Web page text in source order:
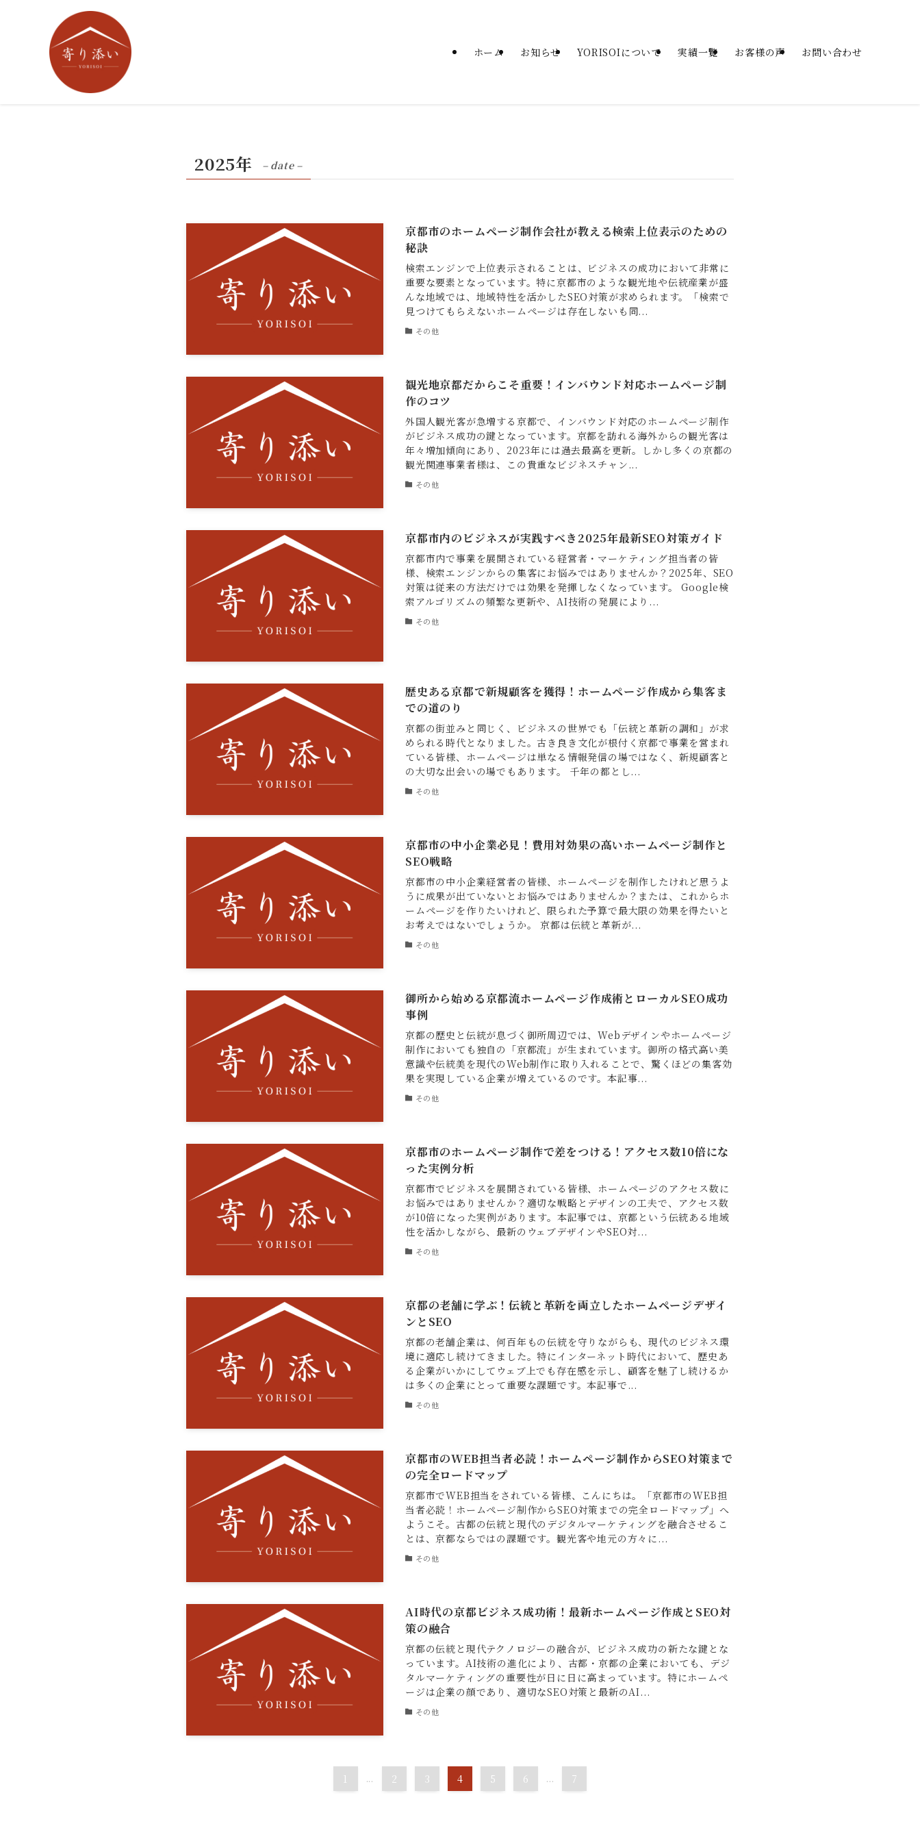
ホーム お知らせ YORISOIについて 実績一覧 お客様の声 お問い合わせ
2025年 – date –
京都市のホームページ制作会社が教える検索上位表示のための
秘訣
検索エンジンで上位表示されることは、ビジネスの成功において非常に
重要な要素となっています。特に京都市のような観光地や伝統産業が盛
んな地域では、地域特性を活かしたSEO対策が求められます。「検索で
見つけてもらえないホームページは存在しないも同...
その他
観光地京都だからこそ重要！インバウンド対応ホームページ制
作のコツ
外国人観光客が急増する京都で、インバウンド対応のホームページ制作
がビジネス成功の鍵となっています。京都を訪れる海外からの観光客は
年々増加傾向にあり、2023年には過去最高を更新。しかし多くの京都の
観光関連事業者様は、この貴重なビジネスチャン...
その他
京都市内のビジネスが実践すべき2025年最新SEO対策ガイド
京都市内で事業を展開されている経営者・マーケティング担当者の皆
様、検索エンジンからの集客にお悩みではありませんか？2025年、SEO
対策は従来の方法だけでは効果を発揮しなくなっています。 Google検
索アルゴリズムの頻繁な更新や、AI技術の発展により...
その他
歴史ある京都で新規顧客を獲得！ホームページ作成から集客ま
での道のり
京都の街並みと同じく、ビジネスの世界でも「伝統と革新の調和」が求
められる時代となりました。古き良き文化が根付く京都で事業を営まれ
ている皆様、ホームページは単なる情報発信の場ではなく、新規顧客と
の大切な出会いの場でもあります。 千年の都とし...
その他
京都市の中小企業必見！費用対効果の高いホームページ制作と
SEO戦略
京都市の中小企業経営者の皆様、ホームページを制作したけれど思うよ
うに成果が出ていないとお悩みではありませんか？または、これからホ
ームページを作りたいけれど、限られた予算で最大限の効果を得たいと
お考えではないでしょうか。 京都は伝統と革新が...
その他
御所から始める京都流ホームページ作成術とローカルSEO成功
事例
京都の歴史と伝統が息づく御所周辺では、Webデザインやホームページ
制作においても独自の「京都流」が生まれています。御所の格式高い美
意識や伝統美を現代のWeb制作に取り入れることで、驚くほどの集客効
果を実現している企業が増えているのです。本記事...
その他
京都市のホームページ制作で差をつける！アクセス数10倍にな
った実例分析
京都市でビジネスを展開されている皆様、ホームページのアクセス数に
お悩みではありませんか？適切な戦略とデザインの工夫で、アクセス数
が10倍になった実例があります。本記事では、京都という伝統ある地域
性を活かしながら、最新のウェブデザインやSEO対...
その他
京都の老舗に学ぶ！伝統と革新を両立したホームページデザイ
ンとSEO
京都の老舗企業は、何百年もの伝統を守りながらも、現代のビジネス環
境に適応し続けてきました。特にインターネット時代において、歴史あ
る企業がいかにしてウェブ上でも存在感を示し、顧客を魅了し続けるか
は多くの企業にとって重要な課題です。本記事で...
その他
京都市のWEB担当者必読！ホームページ制作からSEO対策まで
の完全ロードマップ
京都市でWEB担当をされている皆様、こんにちは。「京都市のWEB担
当者必読！ホームページ制作からSEO対策までの完全ロードマップ」へ
ようこそ。古都の伝統と現代のデジタルマーケティングを融合させるこ
とは、京都ならではの課題です。観光客や地元の方々に...
その他
AI時代の京都ビジネス成功術！最新ホームページ作成とSEO対
策の融合
京都の伝統と現代テクノロジーの融合が、ビジネス成功の新たな鍵とな
っています。AI技術の進化により、古都・京都の企業においても、デジ
タルマーケティングの重要性が日に日に高まっています。特にホームペ
ージは企業の顔であり、適切なSEO対策と最新のAI...
その他
1 ... 2 3 4 5 6 ... 7